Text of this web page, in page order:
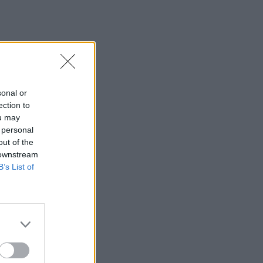
or
to
may
of the
List of
ημερών – Νοσηλευόταν στη ΜΕΘ
Νεογνών